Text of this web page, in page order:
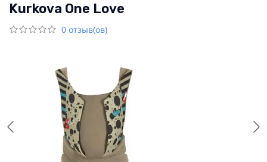
Kurkova One Love
0 отзыв(ов)